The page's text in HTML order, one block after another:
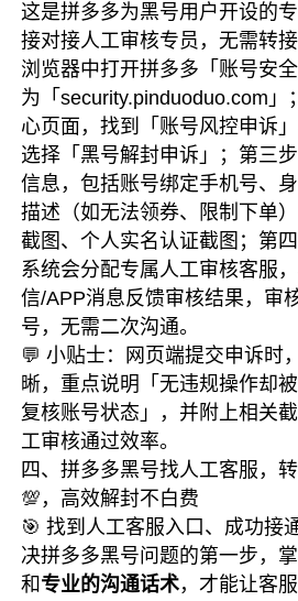
这是拼多多为黑号用户开设的
接对接人工审核专员，无需转
浏览器中打开拼多多「账号安
为「security.pinduoduo.com」
心页面，找到「账号风控申诉
选择「黑号解封申诉」；第三
信息，包括账号绑定手机号、
描述（如无法领券、限制下单
截图、个人实名认证截图；第
系统会分配专属人工审核客服
信/APP消息反馈审核结果，审
号，无需二次沟通。
💬 小贴士：网页端提交申诉时
晰，重点说明「无违规操作却
复核账号状态」，并附上相关
工审核通过效率。
四、拼多多黑号找人工客服，
💯，高效解封不白费
🎯 找到人工客服入口、成功接
决拼多多黑号问题的第一步，
和 专业的沟通话术，才能让客